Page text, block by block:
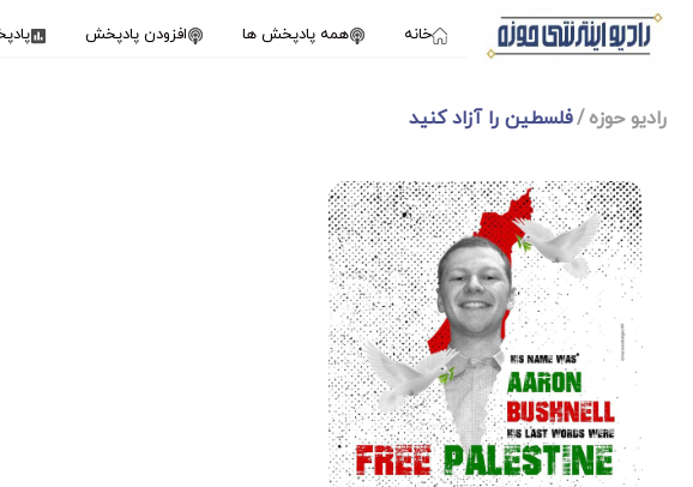
خانه همه پادپخش ها افزودن پادپخش
رادیو حوزه فلسطین را آزاد کنید
1X